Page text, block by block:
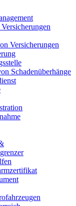
Versicherungen
Schadenüberhänge